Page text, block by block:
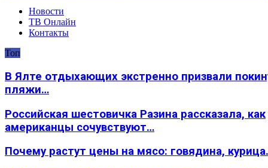
Новости
ТВ Онлайн
Контакты
Топ
В Ялте отдыхающих экстренно призвали
пляжи…
Российская шестовичка Разина рассказала, как
американцы сочувствуют…
Почему растут цены на мясо: говядина,